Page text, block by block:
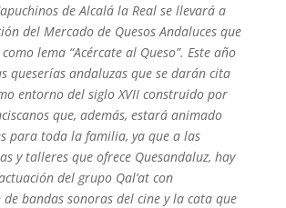
de Alcalá la Real se llevará a
del Mercado de Quesos Andaluces que
lema “Acércate al Queso”. Este año
queserías andaluzas que se darán cita
entorno del siglo XVII construido por
que, además, estará animado
para toda la familia, ya que a las
y talleres que ofrece Quesandaluz, hay
del grupo Qal’at con
bandas sonoras del cine y la cata que